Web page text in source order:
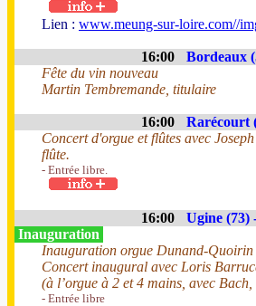
Lien : www.meung-sur-loire.com//
16:00 Bordeaux
Fête du vin nouveau
Martin Tembremande, titulaire
16:00 Rarécourt
Concert d'orgue et flûtes avec
flûte.
- Entrée libre.
16:00 Ugine (73)
Inauguration
Inauguration orgue Dunand-Quoirin
Concert inaugural avec Loris
(à l’orgue à 2 et 4 mains, avec
- Entrée libre